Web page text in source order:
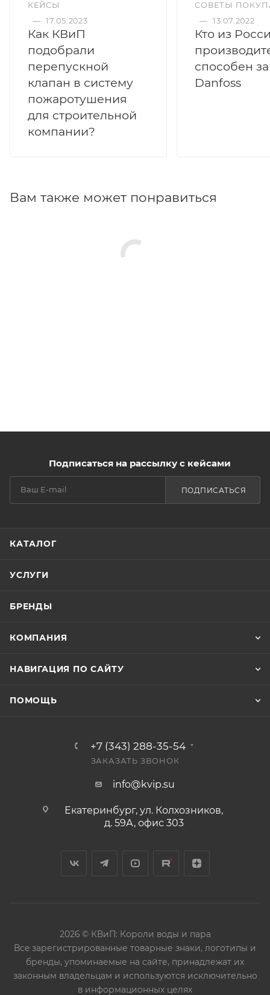
КЕЙСЫ
— 17.05.2023
Как КВиП
подобрали
перепускной
клапан в систему
пожаротушения
для строительной
компании?
СОВЕТЫ
— 13.07.2022
Кто из
способен
Danfoss
Вам также может понравиться
Подписаться на рассылку с кейсами
ПОДПИСАТЬСЯ
КАТАЛОГ
УСЛУГИ
БРЕНДЫ
КОМПАНИЯ
НАВИГАЦИЯ ПО САЙТУ
ПОМОЩЬ
+7 (343) 288-35-54
ЗАКАЗАТЬ ЗВОНОК
info@kvip.su
Екатеринбург, ул. Колхозников,
д. 59А, офис 303
2026 © КВиП: Короли воды и пара
Bce зарегистрированные товарные знаки, логотипы и
бренды, упоминаемые на сайте, принадлежат их
законным владельцам и используются исключительно
в информационных целях